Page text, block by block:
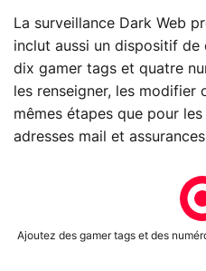
La surveillance Dark Web
inclut aussi un dispositif
dix gamer tags et quatre
les renseigner, les modifier
mêmes étapes que pour
adresses mail et
Ajoutez des gamer tags et des